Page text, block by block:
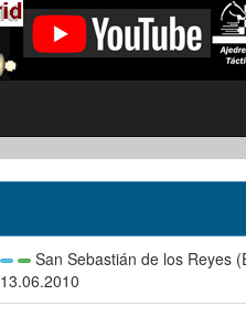
San Sebastián de los Reyes
13.06.2010